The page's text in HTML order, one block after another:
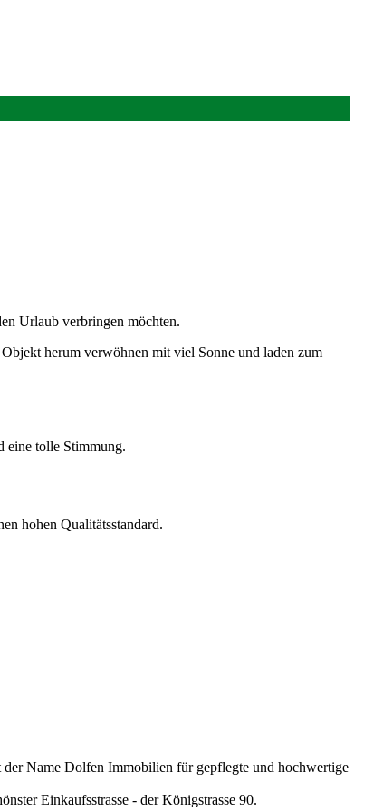
Urlaub verbringen möchten.
herum verwöhnen mit viel Sonne und laden zum
eine tolle Stimmung.
hohen Qualitätsstandard.
Name Dolfen Immobilien für gepflegte und hochwertige
Einkaufsstrasse - der Königstrasse 90.